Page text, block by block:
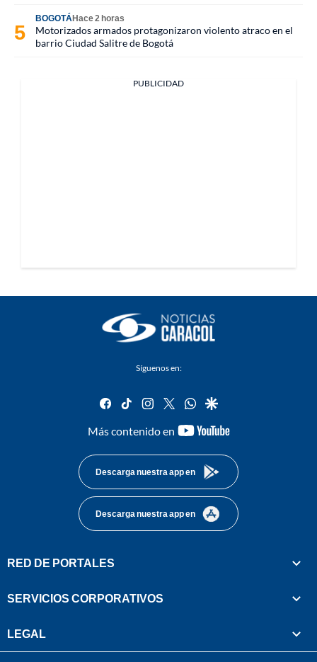
BOGOTÁHace 2 horas
Motorizados armados protagonizaron violento atraco en el
barrio Ciudad Salitre de Bogotá
PUBLICIDAD
Síguenos en:
facebook
tiktok instagram
twitterwhatsapp
google
Más contenido en
youtube-
Descarga nuestra app en
Descarga nuestra app en
RED DE PORTALES
SERVICIOS CORPORATIVOS
LEGAL